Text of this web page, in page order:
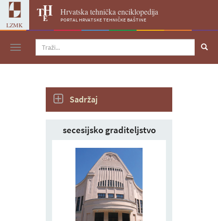
LZMK
Hrvatska tehnička enciklopedija
portal hrvatske tehničke baštine
Navigacija
Sadržaj
secesijsko graditeljstvo